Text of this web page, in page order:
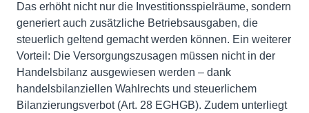
Das erhöht nicht nur die Investitionsspielräume, sondern
generiert auch zusätzliche Betriebsausgaben, die
steuerlich geltend gemacht werden können. Ein weiterer
Vorteil: Die Versorgungszusagen müssen nicht in der
Handelsbilanz ausgewiesen werden – dank
handelsbilanziellen Wahlrechts und steuerlichem
Bilanzierungsverbot (Art. 28 EGHGB). Zudem unterliegt